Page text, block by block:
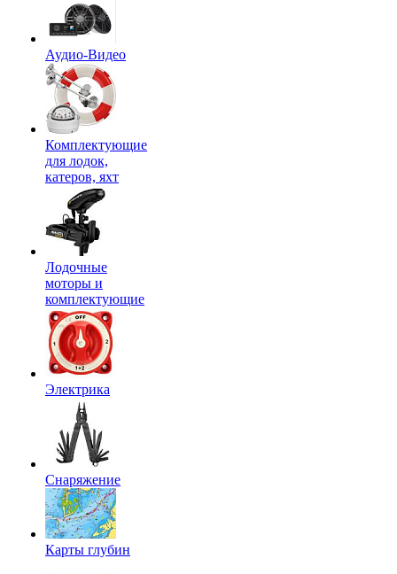
Аудио-Видео
Комплектующие
для лодок,
катеров, яхт
Лодочные
моторы и
комплектующие
Электрика
Снаряжение
Карты глубин